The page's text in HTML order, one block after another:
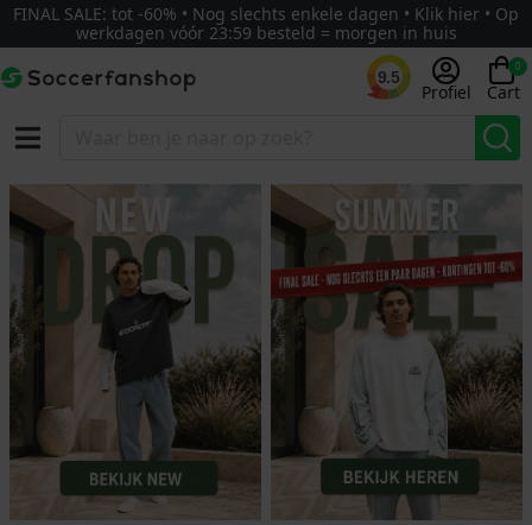
FINAL SALE: tot -60% • Nog slechts enkele dagen • Klik hier • Op
werkdagen vóór 23:59 besteld = morgen in huis
9.5
Profiel
0
Cart